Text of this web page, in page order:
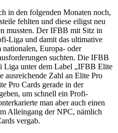
in den folgenden Monaten noch,
fehlten und diese eiligst neu
mussten. Der IFBB mit Sitz in
Liga und damit das ultimative
Europa- oder
suchten. Die IFBB
Liga unter dem Label „IFBB Elite
ausreichende Zahl an Elite Pro
Pro Cards gerade in der
um schnell ein Profi-
man aber auch einen
Alleingang der NPC, nämlich
vergab.